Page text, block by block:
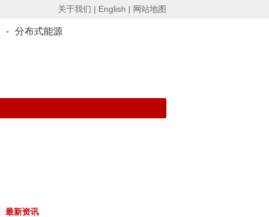
关于我们 | English | 网站地图
- 分布式能源
最新资讯